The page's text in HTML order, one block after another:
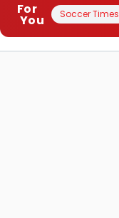
For
You Soccer Times